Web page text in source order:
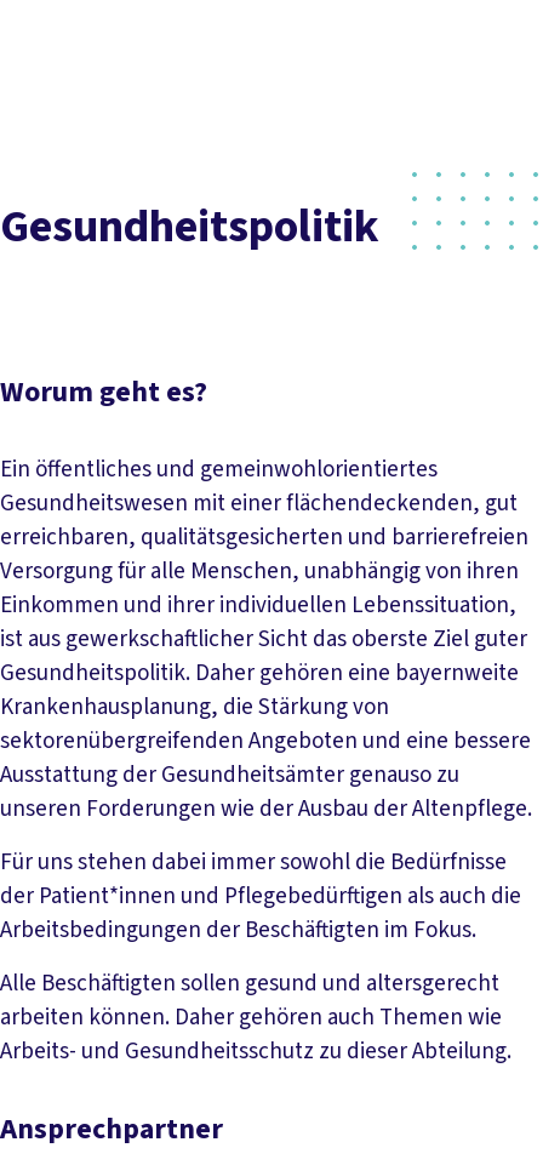
Gesundheitspolitik
Worum geht es?
Ein öffentliches und gemeinwohlorientiertes
Gesundheitswesen mit einer flächendeckenden, gut
erreichbaren, qualitätsgesicherten und barrierefreien
Versorgung für alle Menschen, unabhängig von ihren
Einkommen und ihrer individuellen Lebenssituation,
ist aus gewerkschaftlicher Sicht das oberste Ziel guter
Gesundheitspolitik. Daher gehören eine bayernweite
Krankenhausplanung, die Stärkung von
sektorenübergreifenden Angeboten und eine bessere
Ausstattung der Gesundheitsämter genauso zu
unseren Forderungen wie der Ausbau der Altenpflege.
Für uns stehen dabei immer sowohl die Bedürfnisse
der Patient*innen und Pflegebedürftigen als auch die
Arbeitsbedingungen der Beschäftigten im Fokus.
Alle Beschäftigten sollen gesund und altersgerecht
arbeiten können. Daher gehören auch Themen wie
Arbeits- und Gesundheitsschutz zu dieser Abteilung.
Ansprechpartner